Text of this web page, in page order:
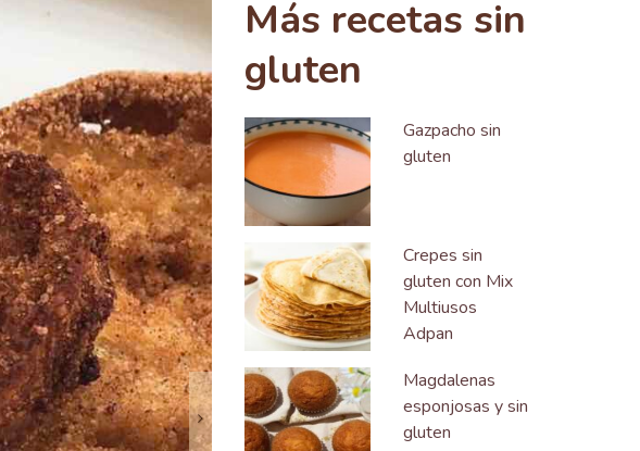
Siguiente
Más recetas sin
gluten
Gazpacho sin
gluten
Crepes sin
gluten con Mix
Multiusos
Adpan
Magdalenas
esponjosas y sin
gluten